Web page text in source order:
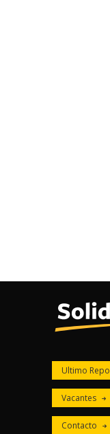
Ultimo
Vacantes
Contacto